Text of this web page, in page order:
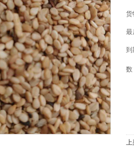
货
最
到
数